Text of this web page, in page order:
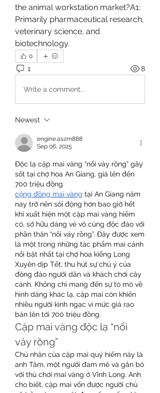
the animal workstation market?A1:
Primarily pharmaceutical research,
veterinary science, and
biotechnology.
0
1 8
Write a comment...
Newest
engine.aszm888
Sep 06, 2025
Độc lạ cặp mai vàng “nổi vảy rồng” gây
sốt tại chợ hoa An Giang, giá lên đến
700 triệu đồng
cộng đồng mai vàng tại An Giang năm
nay trở nên sôi động hơn bao giờ hết
khi xuất hiện một cặp mai vàng hiếm
có, sở hữu dáng vẻ vô cùng độc đáo với
phần thân “nổi vảy rồng”. Đây được xem
là một trong những tác phẩm mai cảnh
nổi bật nhất tại chợ hoa kiểng Long
Xuyên dịp Tết, thu hút sự chú ý của
đông đảo người dân và khách chơi cây
cảnh. Không chỉ mang đến sự tò mò về
hình dáng khác lạ, cặp mai còn khiến
nhiều người kinh ngạc vì mức giá rao
bán lên tới 700 triệu đồng.
Cặp mai vàng độc lạ “nổi
vảy rồng”
Chủ nhân của cặp mai quý hiếm này là
anh Tâm, một người đam mê và gắn bó
với thú chơi mai vàng ở Vĩnh Long. Anh
cho biết, cặp mai vốn được người chủ